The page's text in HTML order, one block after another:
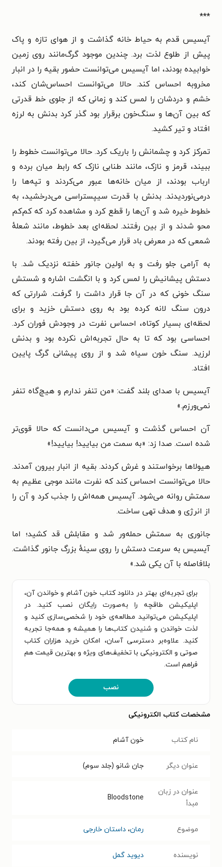
***
آیسیس قدم به حیاط خانه گذاشت و از هوای تازه و پاک
پیش از طلوع لذت برد. چندین موجود گرگ‌مانند روی زمین
خوابیده بودند، اما آیسیس می‌توانست حضور بقیه را در انبار
مخروبه احساس کند. حالا می‌توانست احساس‌شان کند،
خشم و دردشان را لمس کند و زمانی که از جلوی خط قدرتی
که بین آن‌ها و سنگ‌خون برقرار بود گذر کرد بدنش به لرزه
افتاد و تیر کشید.
تمرکز کرد و چشمانش را باریک کرد. حالا می‌توانست خطوط را
ببیند، قرمز و نازک، مانند طنابی نازک که رابط میان برده و
ارباب بودند، از میان خانه‌ها عبور می‌کردند و تپه‌ها را
درمی‌نوردیدند. بدنش با قدرت سیپستراسی می‌درخشید، به
خطوط خیره شد و آن‌ها را قطع کرد و مشاهده کرد که کم‌کم
محو شدند و از بین رفتند. لحظه‌ای بعد خطوط، مانند شعلهٔ
شمعی که در معرض باد قرار می‌گیرد، از بین رفته بودند.
به آرامی جلو رفت و به اولین جانور خفته نزدیک شد. با
دستش پیشانیش را لمس کرد و با انگشت اشاره و شستش
سنگ خونی که در آن جا قرار داشت را گرفت. شرارتی که
درون سنگ لانه کرده بود به روی دستش خزید و برای
لحظه‌ای بسیار کوتاه، احساس نفرت در وجودش فوران کرد.
احساسی بود که تا به حال تجربه‌اش نکرده بود و بدنش
لرزید. سنگ خون سیاه شد و از روی پیشانی گرگ پایین
افتاد.
آیسیس با صدای بلند گفت: «من تنفر ندارم و هیچ‌گاه تنفر
نمی‌ورزم.»
آن احساس گذشت و آیسیس می‌دانست که حالا قوی‌تر
شده است. صدا زد: «به سمت من بیایید! بیایید!»
هیولاها برخواستند و غرش کردند. بقیه از انبار بیرون آمدند.
حالا می‌توانست احساس کند که نفرت مانند موجی عظیم به
سمتش روانه می‌شود. آیسیس همه‌اش را جذب کرد و آن را
از انرژی و هدف تهی ساخت.
جانوری به سمتش حمله‌ور شد و مقابلش قد کشید؛ اما
آیسیس به سرعت دستش را روی سینهٔ بزرگ جانور گذاشت.
بلافاصله با آن یکی شد.»
برای تجربه‌ای بهتر در دانلود کتاب خون آشام و خواندن آن،
اپلیکیشن طاقچه را به‌صورت رایگان نصب کنید. در
اپلیکیشن می‌توانید مطالعه‌ی خود را شخصی‌سازی کنید و
لذت خواندن و شنیدن کتاب‌ها را همیشه و همه‌جا تجربه
کنید. علاوه‌بر دسترسی آسان، امکان خرید هزاران کتاب
صوتی و الکترونیکی با تخفیف‌های ویژه و بهترین قیمت هم
فراهم است.
نصب
مشخصات کتاب الکترونیکی
نام کتاب خون آشام
عنوان دیگر جان شانو (جلد سوم)
عنوان در زبان
مبدأ
Bloodstone
موضوع رمان، داستان خارجی
نویسنده دیوید گمل